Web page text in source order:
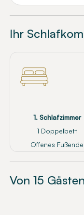
Ihr
1. Schlafzimmer
1 Doppelbett
Offenes Fußende
Von 15